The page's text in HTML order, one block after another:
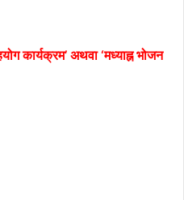
कार्यक्रम’ अथवा ‘मध्याह्न भोजन